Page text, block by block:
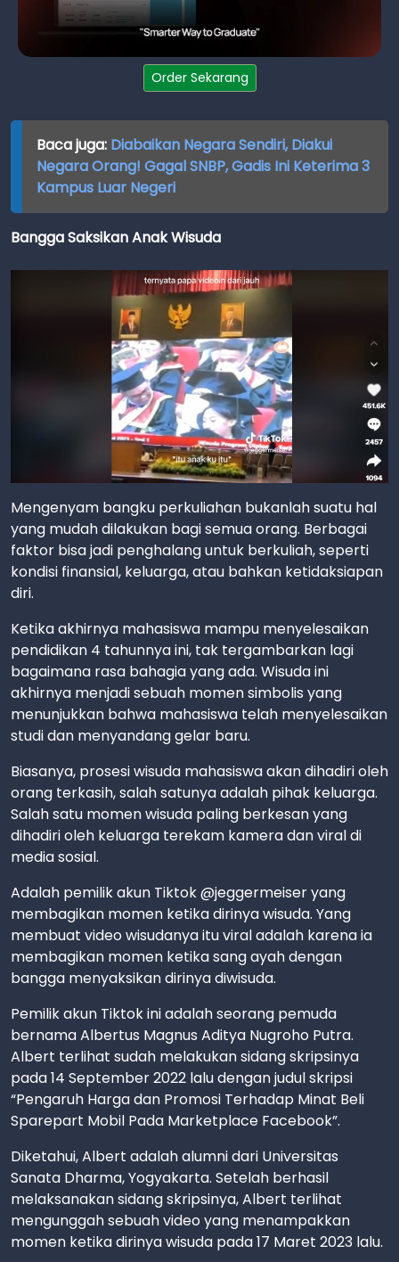
Order Sekarang
Baca juga: Diabaikan Negara Sendiri, Diakui
Negara Orang! Gagal SNBP, Gadis Ini Keterima 3
Kampus Luar Negeri
Bangga Saksikan Anak Wisuda
Mengenyam bangku perkuliahan bukanlah suatu hal
yang mudah dilakukan bagi semua orang. Berbagai
faktor bisa jadi penghalang untuk berkuliah, seperti
kondisi finansial, keluarga, atau bahkan ketidaksiapan
diri.
Ketika akhirnya mahasiswa mampu menyelesaikan
pendidikan 4 tahunnya ini, tak tergambarkan lagi
bagaimana rasa bahagia yang ada. Wisuda ini
akhirnya menjadi sebuah momen simbolis yang
menunjukkan bahwa mahasiswa telah menyelesaikan
studi dan menyandang gelar baru.
Biasanya, prosesi wisuda mahasiswa akan dihadiri oleh
orang terkasih, salah satunya adalah pihak keluarga.
Salah satu momen wisuda paling berkesan yang
dihadiri oleh keluarga terekam kamera dan viral di
media sosial.
Adalah pemilik akun Tiktok @jeggermeiser yang
membagikan momen ketika dirinya wisuda. Yang
membuat video wisudanya itu viral adalah karena ia
membagikan momen ketika sang ayah dengan
bangga menyaksikan dirinya diwisuda.
Pemilik akun Tiktok ini adalah seorang pemuda
bernama Albertus Magnus Aditya Nugroho Putra.
Albert terlihat sudah melakukan sidang skripsinya
pada 14 September 2022 lalu dengan judul skripsi
“Pengaruh Harga dan Promosi Terhadap Minat Beli
Sparepart Mobil Pada Marketplace Facebook”.
Diketahui, Albert adalah alumni dari Universitas
Sanata Dharma, Yogyakarta. Setelah berhasil
melaksanakan sidang skripsinya, Albert terlihat
mengunggah sebuah video yang menampakkan
momen ketika dirinya wisuda pada 17 Maret 2023 lalu.